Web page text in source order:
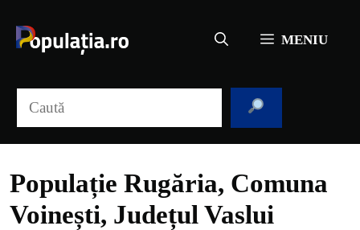
conținut
MENIU
Populație Rugăria, Comuna
Voinești, Județul Vaslui